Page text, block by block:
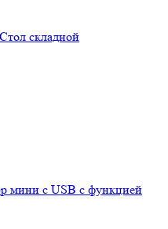
складной
мини с USB с функцией